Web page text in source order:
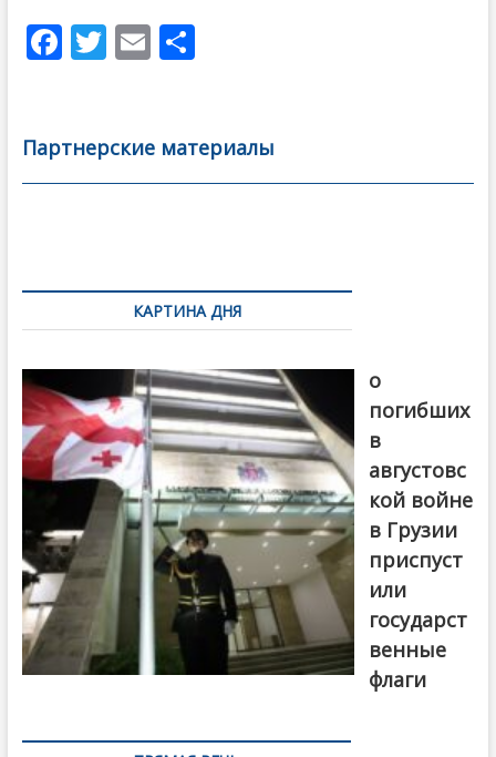
F
b
o
T
er
E
l
О
а
в
Партнерские материалы
по
записямКАРТИНА ДНЯ
о
погибших
в
августовс
кой войне
в Грузии
приспуст
или
государст
венные
флаги